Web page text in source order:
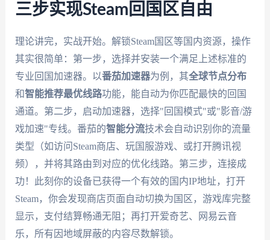
三步实现Steam回国区自由
理论讲完，实战开始。解锁Steam国区等国内资源，操作
其实很简单：第一步，选择并安装一个满足上述标准的
专业回国加速器。以番茄加速器为例，其全球节点分布
和智能推荐最优线路功能，能自动为你匹配最快的回国
通道。第二步，启动加速器，选择"回国模式"或"影音/游
戏加速"专线。番茄的智能分流技术会自动识别你的流量
类型（如访问Steam商店、玩国服游戏、或打开腾讯视
频），并将其路由到对应的优化线路。第三步，连接成
功！此刻你的设备已获得一个有效的国内IP地址，打开
Steam，你会发现商店页面自动切换为国区，游戏库完整
显示，支付结算畅通无阻；再打开爱奇艺、网易云音
乐，所有因地域屏蔽的内容尽数解锁。